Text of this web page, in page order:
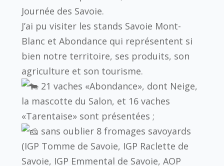
Journée des Savoie.
J’ai pu visiter les stands Savoie Mont-
Blanc et Abondance qui représentent si
bien notre territoire, ses produits, son
agriculture et son tourisme.
21 vaches «Abondance», dont Neige,
la mascotte du Salon, et 16 vaches
«Tarentaise» sont présentées ;
sans oublier 8 fromages savoyards
(IGP Tomme de Savoie, IGP Raclette de
Savoie, IGP Emmental de Savoie, AOP